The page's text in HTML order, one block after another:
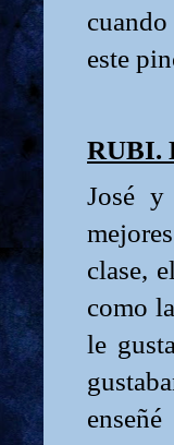
este
RUBI.
José
clase,
como
le